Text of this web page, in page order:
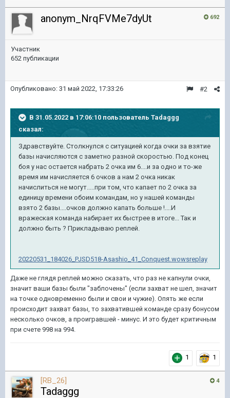
692
anonym_NrqFVMe7dyUt
Участник
652 публикации
#2
Опубликовано: 31 май 2022, 17:33:26
В 31.05.2022 в 17:06:10 пользователь Tadaggg
сказал:
Здравствуйте. Столкнулся с ситуацией когда очки за взятие
базы начисляются с заметно разной скоростью. Под конец
боя у нас остается набрать 2 очка им 6....и за одно и то-же
время им начисляется 6 очков а нам 2 очка никак
начислиться не могут.....при том, что капает по 2 очка за
единицу времени обоим командам, но у нашей команды
взято 2 базы....очков должно капать больше !....И
вражеская команда набирает их быстрее в итоге... Так и
должно быть ? Прикладываю реплей.
20220531_184026_PJSD518-Asashio_41_Conquest.wowsreplay
Даже не глядя реплей можно сказать, что раз не капнули очки,
значит ваши базы были "заблочены" (если захват не шел, значит
на точке одновременно были и свои и чужие). Опять же если
происходит захват базы, то захватившей команде сразу бонусом
несколько очков, а проигравшей - минус. И это будет критичным
при счете 998 на 994.
1 1
4
[RB_26]
Tadaggg